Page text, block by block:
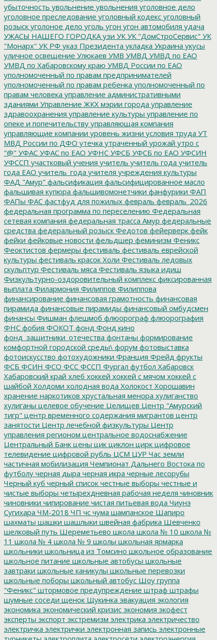
убыточность увольнение увольнения уголовное дело
уголовное преследование уголовный кодекс уголовный
розыск уголоное дело уголь угон угон автомобиля удача
УЖАСЫ НАШЕГО ГОРОДКА узи УК УК "ДомСтроСервис" УК
"Монарх" УК РФ указ Президента укладка Украина укусы
уличное освещение Улюкаев УМВ УМВД УМВД по ЕАО
УМВД по Хабаровскому краю УМВД России по ЕАО
уполномоченный по правам предпринимателей
уполномоченный по правам ребенка уполномоченный по
правам человека управление административными
зданиями Управление ЖКХ мэрии города управление
здравоохранения управление культуры управление по
опеке и попечительству управляющая компания
управляющие компании уровень жизни условия труда УТ
МВД России по ДФО утечка утраченный урожай утро с
"@" УФАС УФАС по ЕАО УФНС УФСБ УФСБ по ЕАО УФСИН
УФССП участковый учения учитель учитель года учитель
года ЕАО учитель_года учителя учреждения культуры
ФАД "Амур" фальсификация фальсифицированное масло
фальшивая купюра фальшивомонетчики фанфурики ФАП
ФАПы ФАС фастфуд для пожилых февраль февраль_2026
федеральная программа по переселению Федеральная
сетевая компания федеральная трасса Амур федеральные
средства федеральный розыск Федотов фейерверк фейк
фейки фейковые новости фельдшер феминизм Феникс
Феоктистов фермеры фестиваль фестиваль еврейской
культуры фестиваль красок Холи Фестиваль ледовых
скульптур Фестиваль мяса Фестиваль языка идиш
Физкультурно-оздоровительный комплекс фиксированная
выплата Филармония Филиппов Филиппова
финансирование финансовая грамотность финансовая
пирамида финансовые пирамиды финансовый омбудсмен
финансы Фишман флешмоб флюорограф флюорография
ФНС фобия ФОКОТ фонд Фонд кино
фонд_защитники_отечества фонтаны формирование
комфортной городской среды\ форум фотовыставка
фотоискусство фотохудожники Франция Фрейд фрукты
ФСБ ФСИН ФСО ФСС ФССП Фургал футбол Хабаровск
Хабаровский край хлеб хоккей хоккей с мячом хоккей с
шайбой Холдоми холодная вода Холокост Хорошавин
хранение наркотиков хрустальная менора хулиганство
хулиганы целевое обучение Целищев Центр "Амурский
тигр" центр временного содержания мигрантов центр
занятости Центр лечебной физкультуры Центр
управления регионом центральное водоснабжение
Центральный Банк цены цик циклон цирк цифровое
телевидение цифровой рубль ЦСМ ЦУР Час земли
частичная мобилизация Чемпионат Дальнего Востока по
футболу черная дыра черная икра черные лесорубы
Черный куб черный список честные выборы честные и
чистые выборы четырехдневная рабочая неделя чиновник
чиновники чипирование чистая питьевая вода Чиунэ
Сугихара ЧМ-2018 ЧП чс чума шампанское Шапиро
шахматы шашки шашлыки швейная фабрика Шевченко
шелковый путь Шереметьево школа школа № 10 школа №
11 школа № 4 школа № 9 школы школьная ярмарка
школьники школьница из Томсино школьное образование
школьное питание школьные автобусы школьные
завтраки школьные каникулы школьные перевозки
школьные поборы школьный автобус Шоу группа
"Феникс" штормовое предупреждение штраф штрафы
шумные соседи щенок Щукинка эвакуация экология
экономика экономический кризис экономия экофест
эксперты экспорт экстремизм электрика электричество
электричка электрички электронная запись электронные